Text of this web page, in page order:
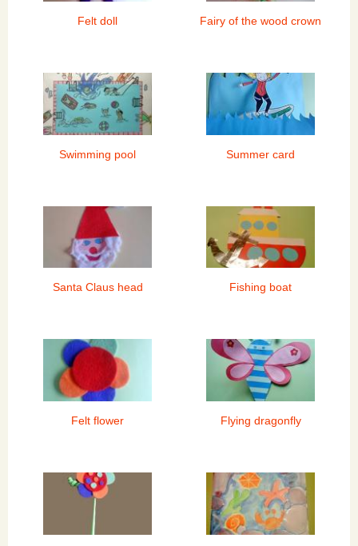
Felt doll Fairy of the wood crown
Swimming pool Summer card
Santa Claus head Fishing boat
Felt flower Flying dragonfly